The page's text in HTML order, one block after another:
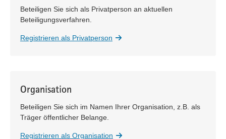
Beteiligen Sie sich als Privatperson an aktuellen
Beteiligungsverfahren.
Registrieren als Privatperson
Organisation
Beteiligen Sie sich im Namen Ihrer Organisation, z.B. als
Träger öffentlicher Belange.
Registrieren als Organisation